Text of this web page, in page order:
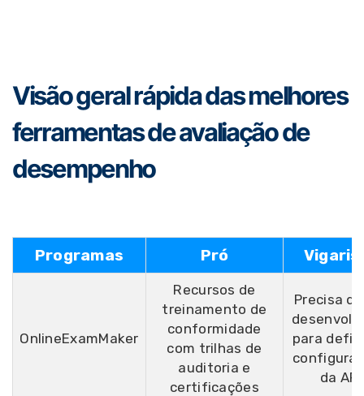
Visão geral rápida das melhores
ferramentas de avaliação de
desempenho
Programas Pró
OnlineExamMaker
Recursos de
treinamento de
conformidade
com trilhas de
auditoria e
certificações
Precisa
para
da API